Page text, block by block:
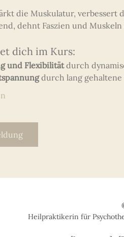
die Muskulatur, verbessert
dehnt Faszien und
dich im Kurs:
und Flexibilität durch
durch lang gehaltene
Heilpraktikerin für